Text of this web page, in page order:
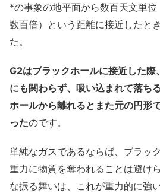
*の事象の地平面から数百天文単
数百倍）という距離に接近したと
た。
G2はブラックホールに接近した際
にも関わらず、吸い込まれて落ち
ホールから離れるとまた元の円形
ったのです。
単純なガスであるならば、ブラッ
重力に物質を奪われることは避け
な振る舞いは、これが重力的に強